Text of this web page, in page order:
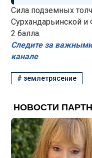
Сила подземных
Сурхандарьинской и
2 балла.
Следите за
канале
# землетрясение